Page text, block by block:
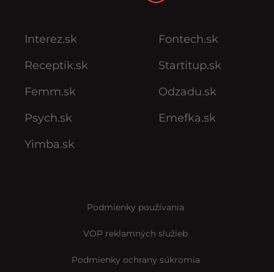
Interez.sk
Receptik.sk
Femm.sk
Psych.sk
Yimba.sk
Fontech.sk
Startitup.sk
Odzadu.sk
Emefka.sk
Podmienky používania
VOP reklamných služieb
Podmienky ochrany súkromia